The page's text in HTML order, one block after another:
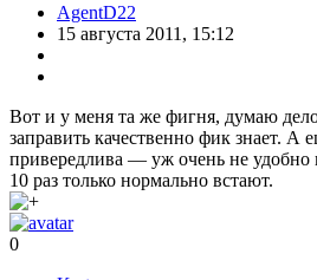
AgentD22
15 августа 2011, 15:12
Вот и у меня та же фигня, думаю
заправить качественно фик знает. А
привередлива — уж очень не удобно
10 раз только нормально встают.
0